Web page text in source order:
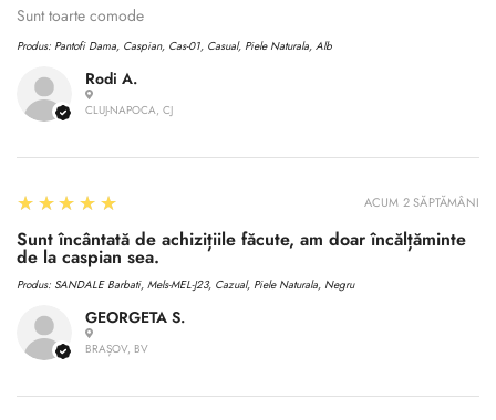
Rodi A.
CLUJ-NAPOCA, CJ
Sunt toarte comode
Produs: Pantofi Dama, Caspian, Cas-01, Casual, Piele Naturala, Alb
GEORGETA S.
BRAȘOV, BV
5
★★★★★
Sunt încântată de achizițiile făcute, am doar încălțăminte
de la caspian sea.
Produs: SANDALE Barbati, Mels-MEL-J23, Cazual, Piele Naturala, Negru
ACUM 2 SĂPTĂMÂNI